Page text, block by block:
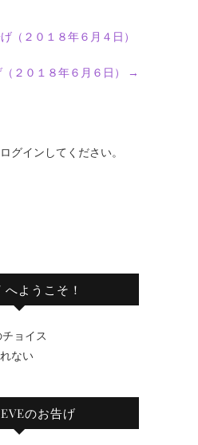
（２０１８年６月４日）
２０１８年６月６日） →
グインしてください。
ようこそ！
ョイス
ない
のお告げ